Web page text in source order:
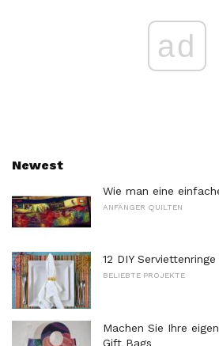
ad
Newest
Wie man eine
ANFÄNGER QUILTEN
12 DIY
BELIEBTE PROJEKTE
Machen Sie Ihre
Gift Bags